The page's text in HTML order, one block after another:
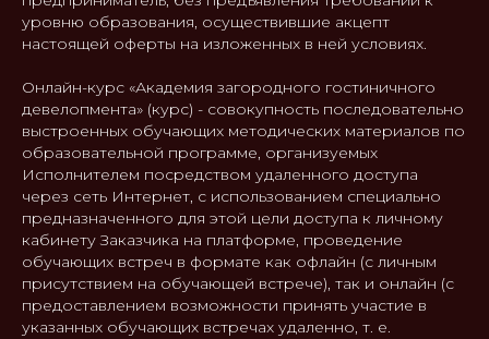
уровню образования, осуществившие акцепт
настоящей оферты на изложенных в ней условиях.
Онлайн-курс «Академия загородного гостиничного
девелопмента» (курс) - совокупность последовательно
выстроенных обучающих методических материалов по
образовательной программе, организуемых
Исполнителем посредством удаленного доступа
через сеть Интернет, с использованием специально
предназначенного для этой цели доступа к личному
кабинету Заказчика на платформе, проведение
обучающих встреч в формате как офлайн (с личным
присутствием на обучающей встрече), так и онлайн (с
предоставлением возможности принять участие в
указанных обучающих встречах удаленно, т. е.